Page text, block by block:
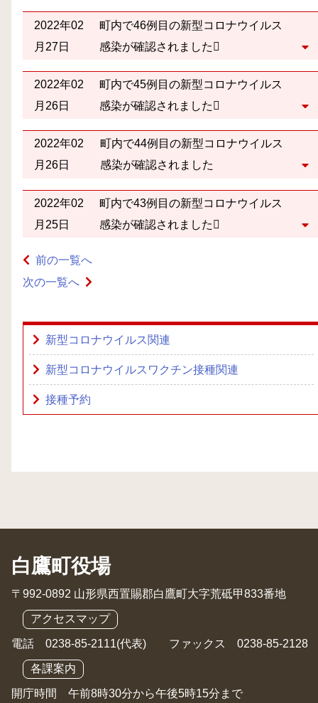
2022年02
月27日
町内で46例目の新型コロナウイルス
感染が確認されました
2022年02
月26日
町内で45例目の新型コロナウイルス
感染が確認されました
2022年02
月26日
町内で44例目の新型コロナウイルス
感染が確認されました
2022年02
月25日
町内で43例目の新型コロナウイルス
感染が確認されました
前の一覧へ
次の一覧へ
新型コロナウイルス関連
新型コロナウイルスワクチン接種関連
接種予約
白鷹町役場
〒992-0892 山形県西置賜郡白鷹町大字荒砥甲833番地
アクセスマップ
電話 0238-85-2111(代表) ファックス 0238-85-2128
各課案内
開庁時間 午前8時30分から午後5時15分まで